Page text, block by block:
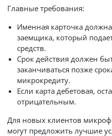
Главные требования:
Именная карточка
заемщика, который
средств.
Срок действия должен
заканчиваться позже
микрокредиту.
Если карта дебетовая,
отрицательным.
Для новых клиентов
могут предложить лучшие